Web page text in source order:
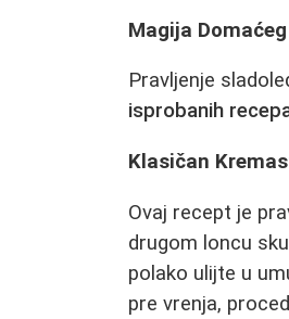
Magija
Pravljenje
isprobanih
Klasičan
Ovaj recept je
drugom loncu
polako ulijte u
pre vrenja,